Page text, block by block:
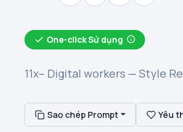
One-click Sử dụng
11x– Digital workers — Style
Sao chép Prompt Yêu